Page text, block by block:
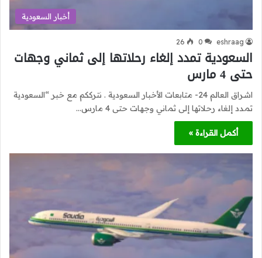
أخبار السعودية
eshraag
0
26
السعودية تمدد إلغاء رحلاتها إلى ثماني وجهات
حتى 4 مارس
اشراق العالم 24- متابعات الأخبار السعودية . نترككم مع خبر “السعودية
تمدد إلغاء رحلاتها إلى ثماني وجهات حتى 4 مارس…
أكمل القراءة »